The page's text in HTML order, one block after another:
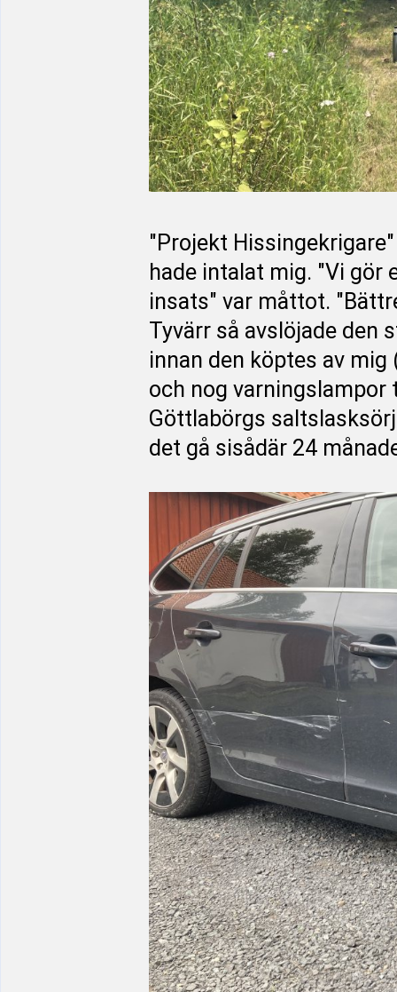
"Projekt
hade intalat mig. "Vi gör
insats" var måttot.
Tyvärr så avslöjade den
innan den köptes av
och nog varningslampor
Göttlabörgs
det gå sisådär 24